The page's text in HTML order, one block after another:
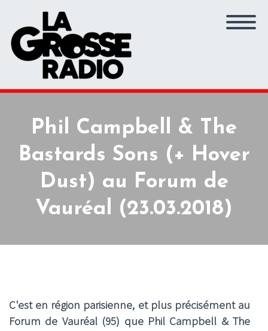
Phil Campbell & The
Bastards Sons (+ Hover
Dust) au Forum de
Vauréal (23.03.2018)
C'est en région parisienne, et plus précisément au
Forum de Vauréal (95) que Phil Campbell & The